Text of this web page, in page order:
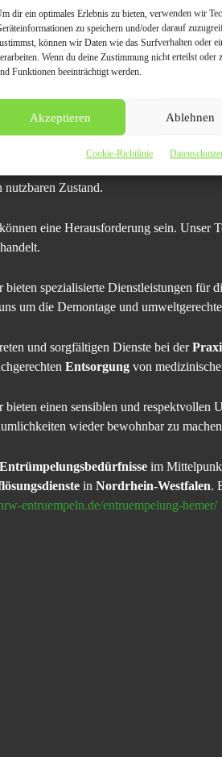
dir ein optimales Erlebnis zu bieten, verwenden wir
zu speichern und/oder darauf
können wir Daten wie das Surfverhalten oder
Wenn du deine Zustimmung nicht erteilst
Funktionen beeinträchtigt werden.
Akzeptieren Ablehnen
Cookie-Richtlinie
uns um die vollständige Beräumung
von Maschinen bieten wir einen
Dienstleistungen befreien Ihre Garage
Räumung und entsorgen alles
Möbeln bis hin zu lang vergessenen
Zustand.
eine Herausforderung sein. Unser
bieten spezialisierte Dienstleistungen für
um die Demontage und
und sorgfältigen Dienste bei der
Entsorgung von
bieten einen sensiblen und respektvollen
wieder bewohnbar zu
Entrümpelungsbedürfnisse im
in Nordrhein-Westfalen.
entruempeln.de/entruempelung-hemer/